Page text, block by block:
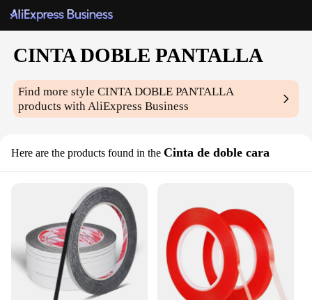
CINTA DOBLE PANTALLA
Find more styleCINTA DOBLE PANTALLA
products with AliExpress Business
Here are the products found in the Cinta de doble cara